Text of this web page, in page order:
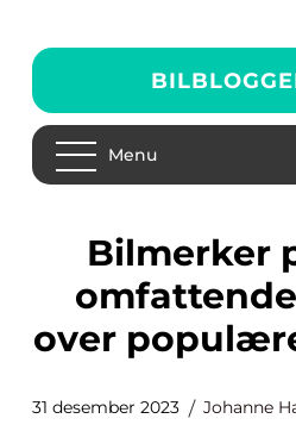
Menu
Bilmerker på S – En
over
31 desember 2023 Johanne